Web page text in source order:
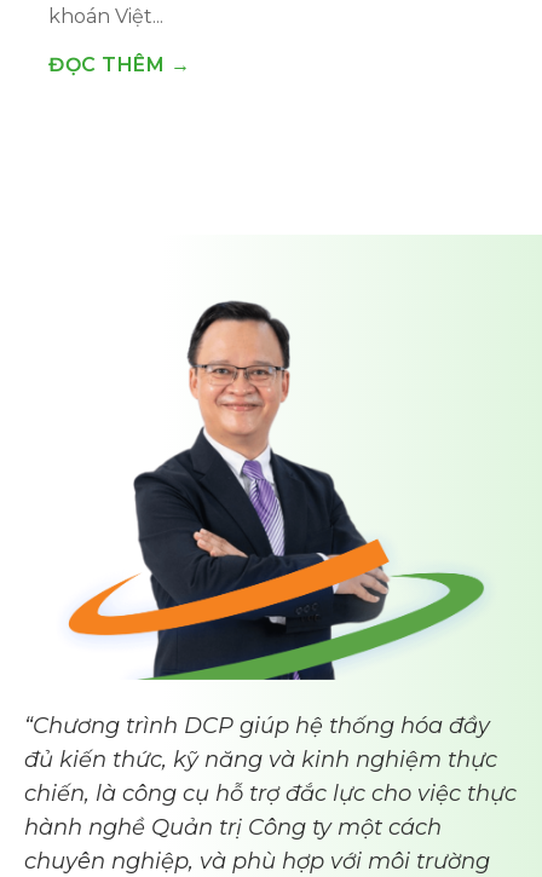
khoán Việt...
ĐỌC THÊM →
“Chương trình DCP giúp hệ thống hóa đầy
đủ kiến thức, kỹ năng và kinh nghiệm thực
chiến, là công cụ hỗ trợ đắc lực cho việc thực
hành nghề Quản trị Công ty một cách
chuyên nghiệp, và phù hợp với môi trường